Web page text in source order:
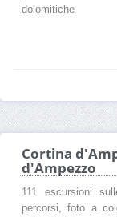
dolomitiche
Cortina
d'Ampezzo
111 escursioni
percorsi, foto a